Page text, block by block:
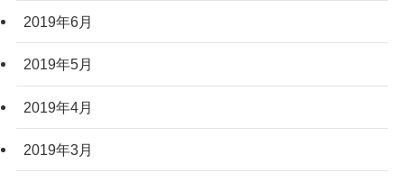
2019年6月
2019年5月
2019年4月
2019年3月